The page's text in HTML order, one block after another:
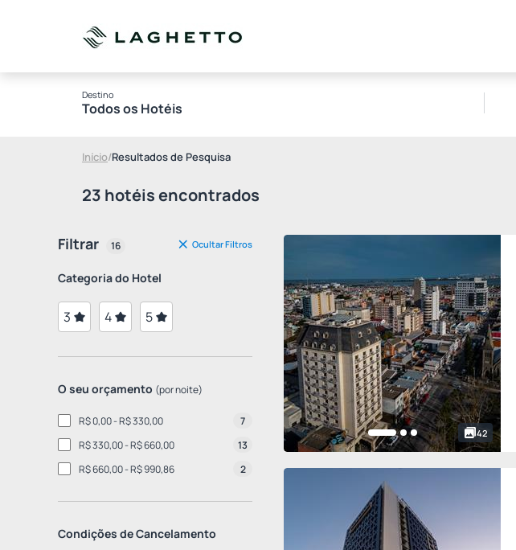
Destino
Todos os Hotéis
Início/Resultados de Pesquisa
23 hotéis encontrados
Filtrar 16 Ocultar Filtros
Categoria do Hotel
3 4 5
O seu orçamento (por noite)
R$ 0,00 - R$ 330,00
7
R$ 330,00 - R$ 660,00
13
R$ 660,00 - R$ 990,86
2
Condições de Cancelamento
42